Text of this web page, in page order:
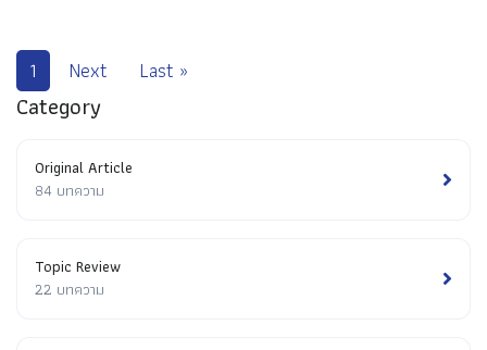
1 Next Last »
Category
Original Article
84 บทความ
Topic Review
22 บทความ